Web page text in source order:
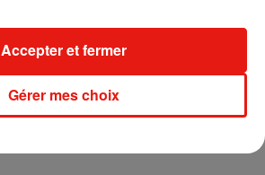
Gérer mes choix
Accepter et fermer